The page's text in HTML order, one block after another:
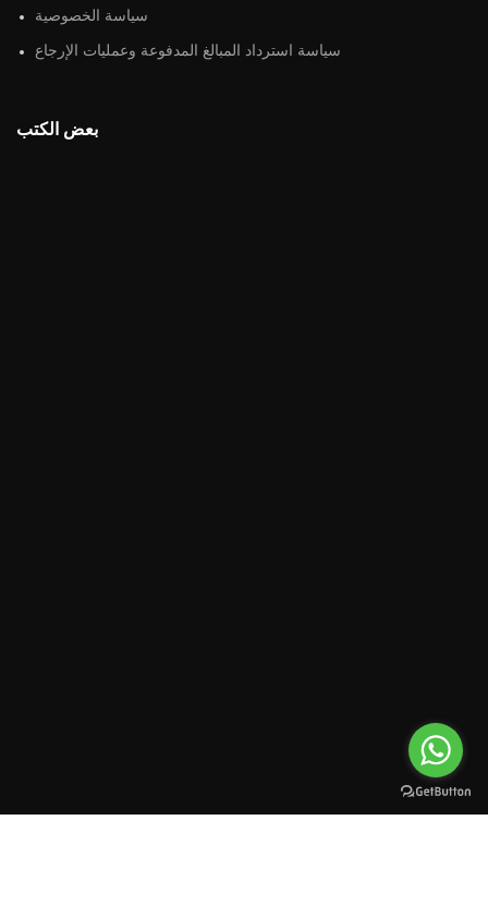
سياسة الخصوصية
سياسة استرداد المبالغ المدفوعة وعمليات الإرجاع
بعض الكتب